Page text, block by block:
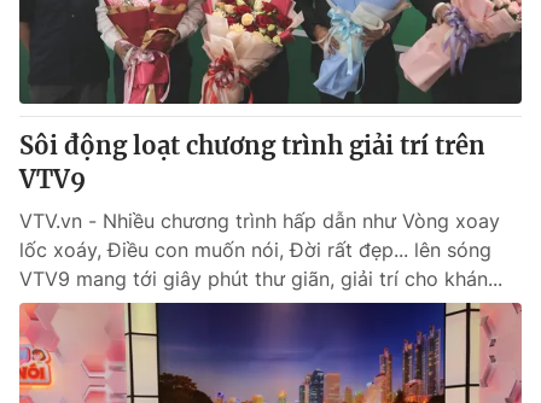
® Cấm sao chép dưới mọi hình thức nếu không có sự chấp
thuận bằng văn bản. Ghi rõ nguồn VTV.vn khi phát hành lại
thông tin từ website này.
Sôi động loạt chương trình giải trí trên
VTV9
VTV.vn - Nhiều chương trình hấp dẫn như Vòng xoay
lốc xoáy, Điều con muốn nói, Đời rất đẹp... lên sóng
VTV9 mang tới giây phút thư giãn, giải trí cho khán...